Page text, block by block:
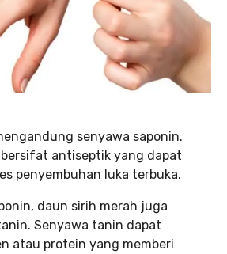
senyawa saponin.
antiseptik yang dapat
penyembuhan luka terbuka.
daun sirih merah juga
Senyawa tanin dapat
atau protein yang memberi